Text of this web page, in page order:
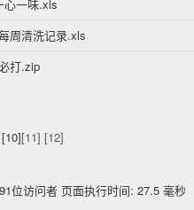
心一味.xls
周清洗记录.xls
打.zip
[10][11] [12]
位访问者 页面执行时间: 27.5 毫秒